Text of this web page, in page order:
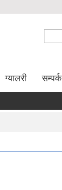
ग्यालरी सम्पर्क